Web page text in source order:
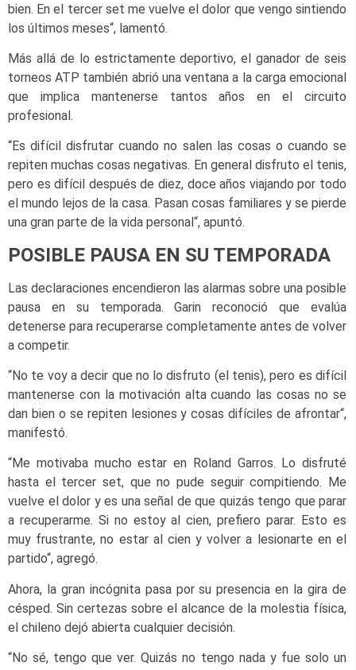
bien. En el tercer set me vuelve el dolor que vengo sintiendo
los últimos meses“, lamentó.
Más allá de lo estrictamente deportivo, el ganador de seis
torneos ATP también abrió una ventana a la carga emocional
que implica mantenerse tantos años en el circuito
profesional.
“Es difícil disfrutar cuando no salen las cosas o cuando se
repiten muchas cosas negativas. En general disfruto el tenis,
pero es difícil después de diez, doce años viajando por todo
el mundo lejos de la casa. Pasan cosas familiares y se pierde
una gran parte de la vida personal“, apuntó.
POSIBLE PAUSA EN SU TEMPORADA
Las declaraciones encendieron las alarmas sobre una posible
pausa en su temporada. Garin reconoció que evalúa
detenerse para recuperarse completamente antes de volver
a competir.
“No te voy a decir que no lo disfruto (el tenis), pero es difícil
mantenerse con la motivación alta cuando las cosas no se
dan bien o se repiten lesiones y cosas difíciles de afrontar“,
manifestó.
“Me motivaba mucho estar en Roland Garros. Lo disfruté
hasta el tercer set, que no pude seguir compitiendo. Me
vuelve el dolor y es una señal de que quizás tengo que parar
a recuperarme. Si no estoy al cien, prefiero parar. Esto es
muy frustrante, no estar al cien y volver a lesionarte en el
partido“, agregó.
Ahora, la gran incógnita pasa por su presencia en la gira de
césped. Sin certezas sobre el alcance de la molestia física,
el chileno dejó abierta cualquier decisión.
“No sé, tengo que ver. Quizás no tengo nada y fue solo un